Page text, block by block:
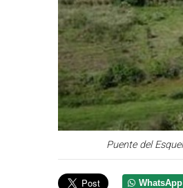
Puente del
WhatsApp